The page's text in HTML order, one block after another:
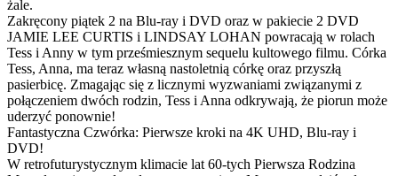
żale.
Zakręcony piątek 2 na Blu-ray i DVD oraz w pakiecie 2 DVD
JAMIE LEE CURTIS i LINDSAY LOHAN powracają w rolach
Tess i Anny w tym prześmiesznym sequelu kultowego filmu. Córka
Tess, Anna, ma teraz własną nastoletnią córkę oraz przyszłą
pasierbicę. Zmagając się z licznymi wyzwaniami związanymi z
połączeniem dwóch rodzin, Tess i Anna odkrywają, że piorun może
uderzyć ponownie!
Fantastyczna Czwórka: Pierwsze kroki na 4K UHD, Blu-ray i
DVD!
W retrofuturystycznym klimacie lat 60-tych Pierwsza Rodzina